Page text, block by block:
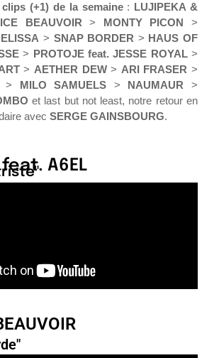
clips (+1) de la semaine: LUJIPEKA &
BEAUVOIR > MONTY PICON >
> SNAP BORDER > HAUS OF
> PROTOJE feat. JESSE ROYAL>
> AETHER DEW> ARI FRASER >
> MILO SAMUELS > NAUMAUR >
et last but not least, notre retour en
avec SERGE GAINSBOURG.
feat. A6EL